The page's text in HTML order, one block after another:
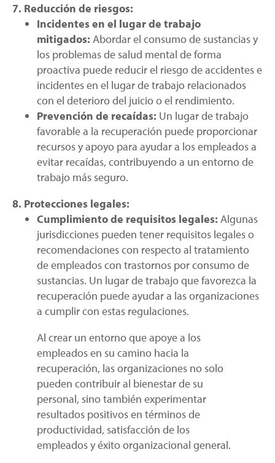
7. Reducción de riesgos:
Incidentes en el lugar de trabajo
mitigados: Abordar el consumo de sustancias y
los problemas de salud mental de forma
proactiva puede reducir el riesgo de accidentes e
incidentes en el lugar de trabajo relacionados
con el deterioro del juicio o el rendimiento.
Prevención de recaídas: Un lugar de trabajo
favorable a la recuperación puede proporcionar
recursos y apoyo para ayudar a los empleados a
evitar recaídas, contribuyendo a un entorno de
trabajo más seguro.
8. Protecciones legales:
Cumplimiento de requisitos legales: Algunas
jurisdicciones pueden tener requisitos legales o
recomendaciones con respecto al tratamiento
de empleados con trastornos por consumo de
sustancias. Un lugar de trabajo que favorezca la
recuperación puede ayudar a las organizaciones
a cumplir con estas regulaciones.
Al crear un entorno que apoye a los
empleados en su camino hacia la
recuperación, las organizaciones no solo
pueden contribuir al bienestar de su
personal, sino también experimentar
resultados positivos en términos de
productividad, satisfacción de los
empleados y éxito organizacional general.